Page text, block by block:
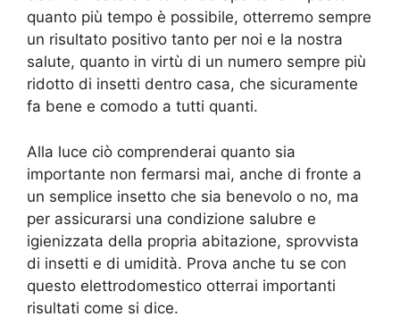
quanto più tempo è possibile, otterremo sempre
un risultato positivo tanto per noi e la nostra
salute, quanto in virtù di un numero sempre più
ridotto di insetti dentro casa, che sicuramente
fa bene e comodo a tutti quanti.
Alla luce ciò comprenderai quanto sia
importante non fermarsi mai, anche di fronte a
un semplice insetto che sia benevolo o no, ma
per assicurarsi una condizione salubre e
igienizzata della propria abitazione, sprovvista
di insetti e di umidità. Prova anche tu se con
questo elettrodomestico otterrai importanti
risultati come si dice.